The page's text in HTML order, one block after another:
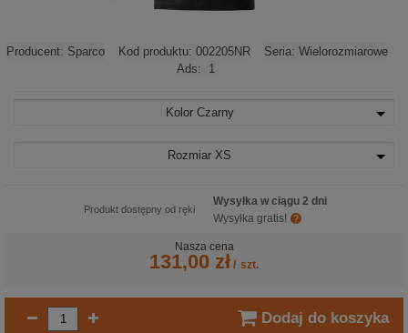
Producent: Sparco Kod produktu: 002205NR Seria: Wielorozmiarowe
Ads:
1
Kolor Czarny
Rozmiar XS
Produkt dostępny od ręki
Wysyłka w ciągu 2 dni
Wysyłka gratis!
Nasza cena
131,00 zł / szt.
Dodaj do koszyka